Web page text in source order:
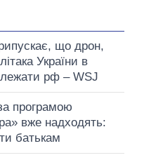
що дрон,
України в
рф – WSJ
програмою
вже надходять:
батькам